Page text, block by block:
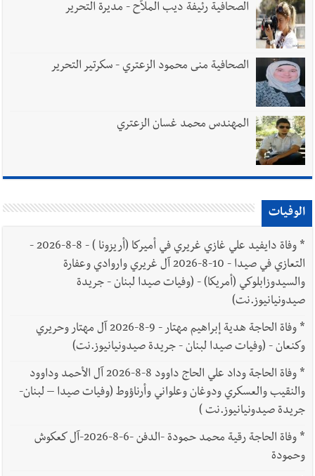
الصحافية رئيفة ديب الملاّح - مديرة التحرير
الصحافية منى محمود الزعتري - سكرتير التحرير
المهندس محمد غسان الزعتري
الوفيات
*
وفاة دايفيد علي غازي غريري في أميركا (أريزونا ) - 8-8-2026 -
التعازي في صيدا - 10-8-2026 آل غريري واروادي وعفارة
والسيدوزابلوكي (أمريكا) - (وفيات صيدا لبنان - جريدة
صيدونيانيوز.نت)
*
وفاة الحاجة هدية إبراهيم مهتار - 9-8-2026 آل مهتار وحريري
وكنعان - (وفيات صيدا لبنان - جريدة صيدونيانيوز.نت)
*
وفاة الحاجة وداد علي الحاج داوود 8-8-2026 آل الأحمد وداوود
والنقيب والعسكري ودوغان وعلواني وأرناؤوط (وفيات صيدا – لبنان-
جريدة صيدونيانيوز.نت )
*
وفاة الحاجة رقية محمد حمودة -الدفن -6-8-2026-آل كعكوش
وحمودة